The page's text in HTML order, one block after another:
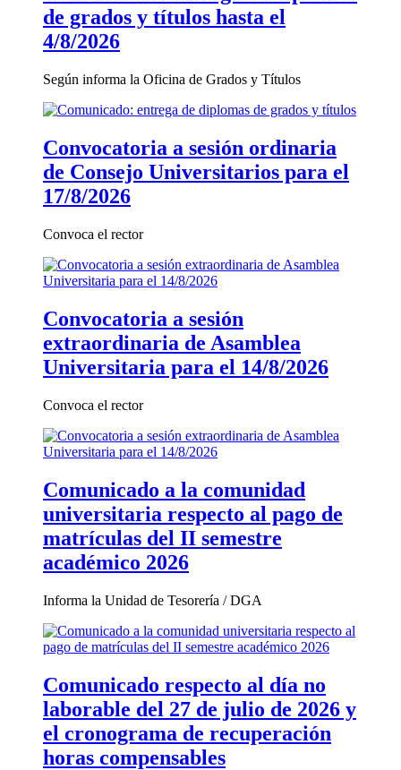
de grados y títulos hasta el
4/8/2026
Según informa la Oficina de Grados y Títulos
Convocatoria a sesión ordinaria
de Consejo Universitarios para el
17/8/2026
Convoca el rector
Convocatoria a sesión
extraordinaria de Asamblea
Universitaria para el 14/8/2026
Convoca el rector
Comunicado a la comunidad
universitaria respecto al pago de
matrículas del II semestre
académico 2026
Informa la Unidad de Tesorería / DGA
Comunicado respecto al día no
laborable del 27 de julio de 2026 y
el cronograma de recuperación
horas compensables